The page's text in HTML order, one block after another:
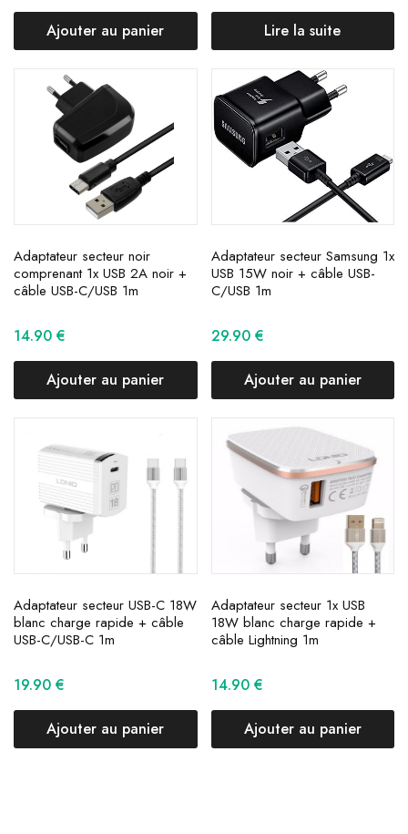
Ajouter au panier Lire la suite
Adaptateur secteur noir
comprenant 1x USB 2A noir +
câble USB-C/USB 1m
14.90 €
Ajouter au panier
Adaptateur secteur Samsung 1x
USB 15W noir + câble USB-
C/USB 1m
29.90 €
Ajouter au panier
Adaptateur secteur USB-C 18W
blanc charge rapide + câble
USB-C/USB-C 1m
19.90 €
Ajouter au panier
Adaptateur secteur 1x USB
18W blanc charge rapide +
câble Lightning 1m
14.90 €
Ajouter au panier